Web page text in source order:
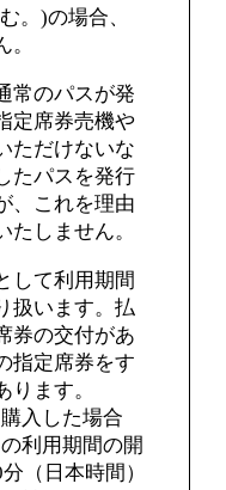
。)の場合、
常のパスが発
定席券売機や
ただけないな
たパスを発行
、これを理由
たしません。
して利用期間
扱います。払
券の交付があ
指定席券をす
ます。
入した場合
利用期間の開
（日本時間）